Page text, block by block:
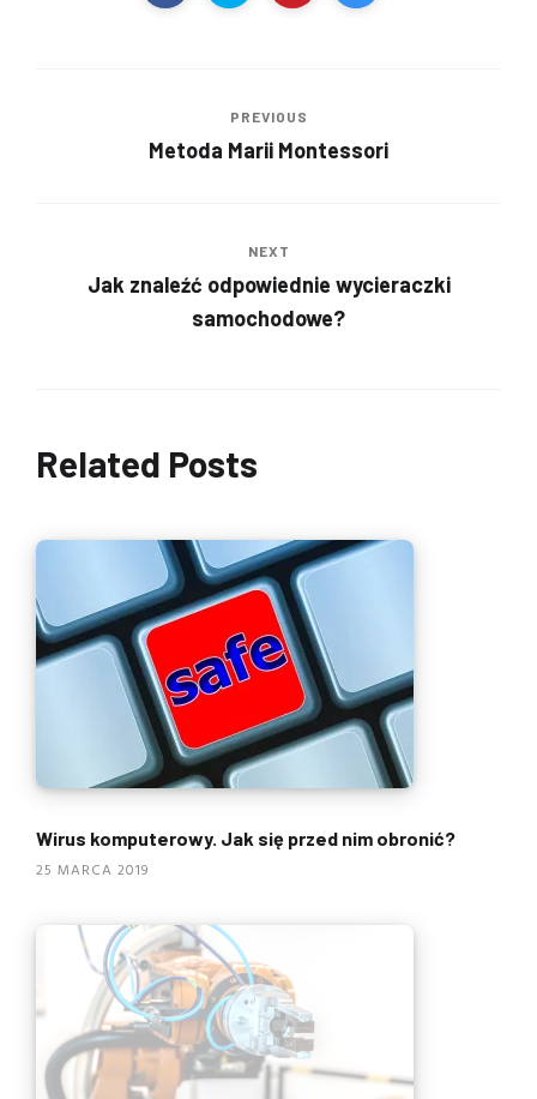
PREVIOUS
Metoda Marii Montessori
NEXT
Jak znaleźć odpowiednie wycieraczki
samochodowe?
Related Posts
Wirus komputerowy. Jak się przed nim obronić?
25 MARCA 2019